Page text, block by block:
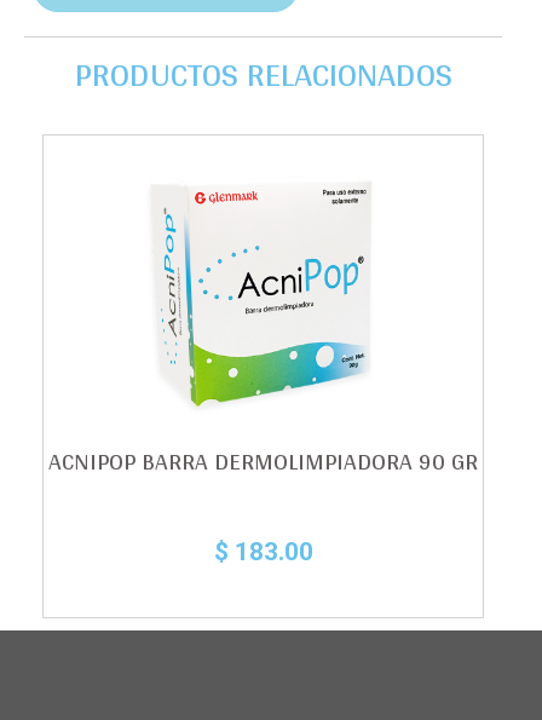
PRODUCTOS RELACIONADOS
ACNIPOP BARRA DERMOLIMPIADORA 90 GR
$ 183.00